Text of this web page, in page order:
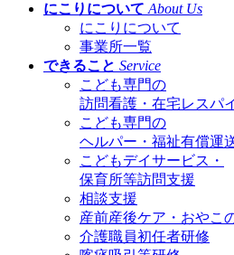
にこりについて About Us
にこりについて
事業所一覧
できること Service
こども専門の
訪問看護・在宅レスパ
こども専門の
ヘルパー・福祉有償運
こどもデイサービス・
保育所等訪問支援
相談支援
産前産後ケア・おやこ
介護職員初任者研修